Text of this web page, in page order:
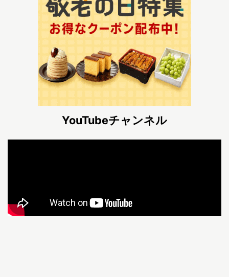
YouTubeチャンネル